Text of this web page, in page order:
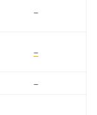
–
–
–